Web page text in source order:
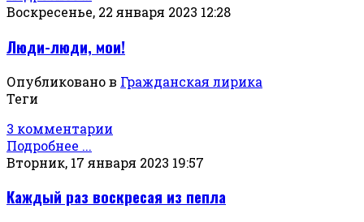
Воскресенье, 22 января 2023 12:28
Люди-люди, мои!
Опубликовано в Гражданская лирика
Теги
3 комментарии
Подробнее ...
Вторник, 17 января 2023 19:57
Каждый раз воскресая из пепла